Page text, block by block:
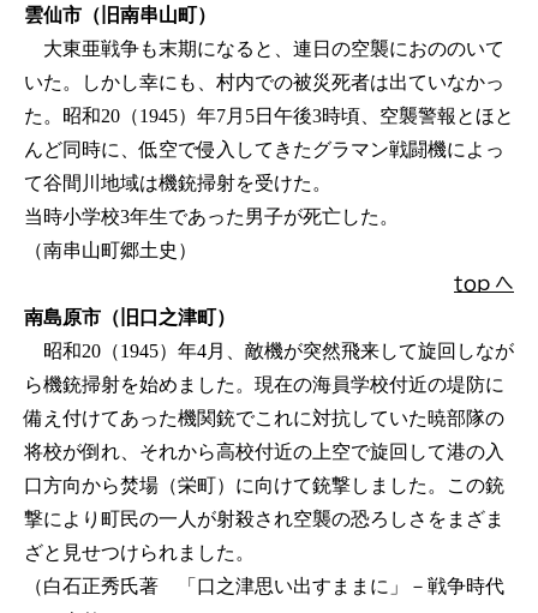
雲仙市（旧南串山町）
大東亜戦争も末期になると、連日の空襲におののいて
いた。しかし幸にも、村内での被災死者は出ていなかっ
た。昭和20（1945）年7月5日午後3時頃、空襲警報とほと
んど同時に、低空で侵入してきたグラマン戦闘機によっ
て谷間川地域は機銃掃射を受けた。
当時小学校3年生であった男子が死亡した。
（南串山町郷土史）
ｔｏｐ へ
南島原市（旧口之津町）
昭和20（1945）年4月、敵機が突然飛来して旋回しなが
ら機銃掃射を始めました。現在の海員学校付近の堤防に
備え付けてあった機関銃でこれに対抗していた暁部隊の
将校が倒れ、それから高校付近の上空で旋回して港の入
口方向から焚場（栄町）に向けて銃撃しました。この銃
撃により町民の一人が射殺され空襲の恐ろしさをまざま
ざと見せつけられました。
（白石正秀氏著 「口之津思い出すままに」－戦争時代